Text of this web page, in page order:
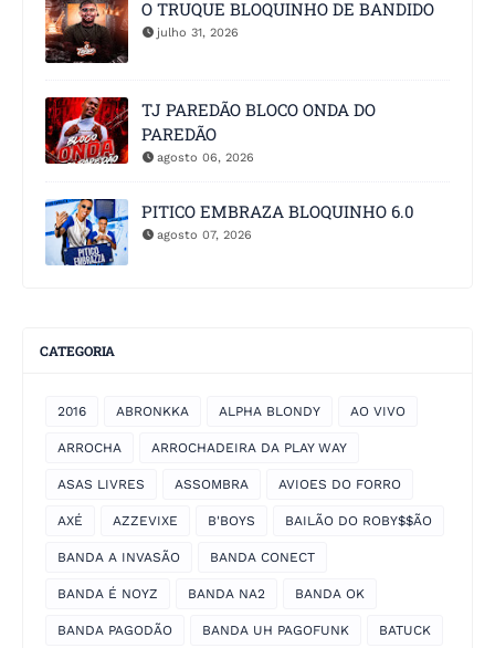
O TRUQUE BLOQUINHO DE BANDIDO
julho 31, 2026
TJ PAREDÃO BLOCO ONDA DO
PAREDÃO
agosto 06, 2026
PITICO EMBRAZA BLOQUINHO 6.0
agosto 07, 2026
CATEGORIA
2016 ABRONKKA ALPHA BLONDY AO VIVO
ARROCHA ARROCHADEIRA DA PLAY WAY
ASAS LIVRES ASSOMBRA AVIOES DO FORRO
AXÉ AZZEVIXE B'BOYS BAILÃO DO ROBY$$ÃO
BANDA A INVASÃO BANDA CONECT
BANDA É NOYZ BANDA NA2 BANDA OK
BANDA PAGODÃO BANDA UH PAGOFUNK BATUCK